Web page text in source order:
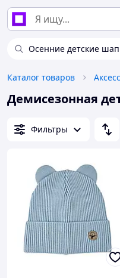
Осенние детские
Каталог товаров
Демисезонная
Фильтры